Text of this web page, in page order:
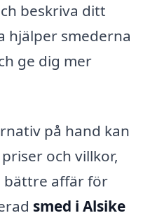
beskriva ditt
hjälper smederna
ge dig mer
på hand kan
och villkor,
bättre affär för
smed i Alsike